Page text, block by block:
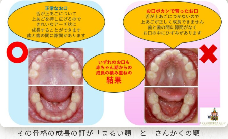
その骨格の成長の証が「まるい顎」と「さんかくの顎」